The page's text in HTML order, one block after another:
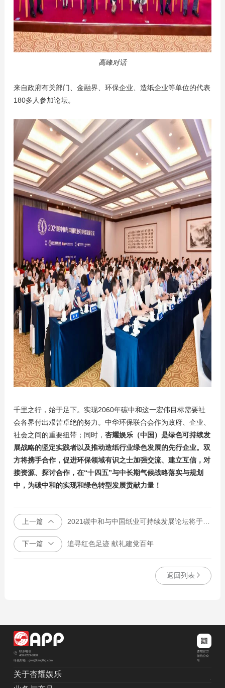
高峰对话
来自政府有关部门、金融界、环保企业、造纸企业等单位的代表
180多人参加论坛。
千里之行，始于足下。实现2060年碳中和这一宏伟目标需要社
会各界付出艰苦卓绝的努力。中华环保联合会作为政府、企业、
社会之间的重要纽带；同时， 杏耀娱乐（中国）是绿色可持续发
展战略的坚定实践者以及推动造纸行业绿色发展的先行企业。双
方将携手合作，促进环保领域有识之士加强交流、建立互信，对
接资源、探讨合作，在“十四五”与中长期气候战略落实与规划
中，为碳中和的实现和绿色转型发展贡献力量！
上一篇 2021碳中和与中国纸业可持续发展论坛将于6月11日在北京召开
下一篇 追寻红色足迹 献礼建党百年
返回列表
联系电话
400-2283-8888
绿色邮箱：grw@kanglihg.com
杏耀官方
微信公众
号
关于杏耀娱乐